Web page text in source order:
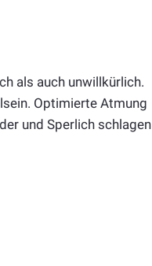
als auch unwillkürlich.
Optimierte Atmung
und Sperlich schlagen